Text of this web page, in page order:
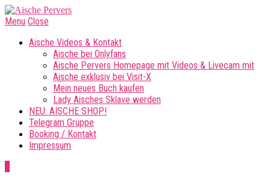
Menu Close
Aische Videos & Kontakt
Aische bei Onlyfans
Aische Pervers Homepage mit Videos & Livecam mit
Aische exklusiv bei Visit-X
Mein neues Buch kaufen
Lady Aisches Sklave werden
NEU: AISCHE SHOP!
Telegram Gruppe
Booking / Kontakt
Impressum